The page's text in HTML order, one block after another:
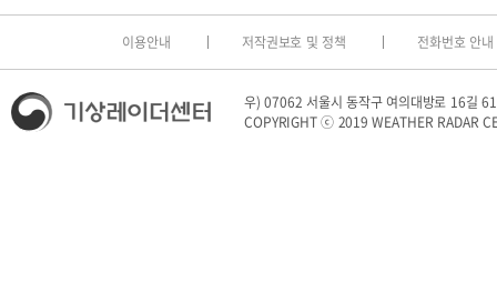
이용안내 저작권보호 및 정책 전화번호 안내
우) 07062 서울시 동작구 여의대방로 16길
COPYRIGHT ⓒ 2019 WEATHER RADAR